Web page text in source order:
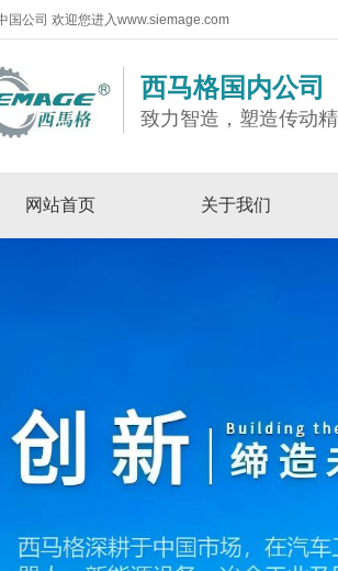
国公司 欢迎您进入www.siemage.com
西马格国内公司
致力智造，塑造传动
网站首页 关于我们